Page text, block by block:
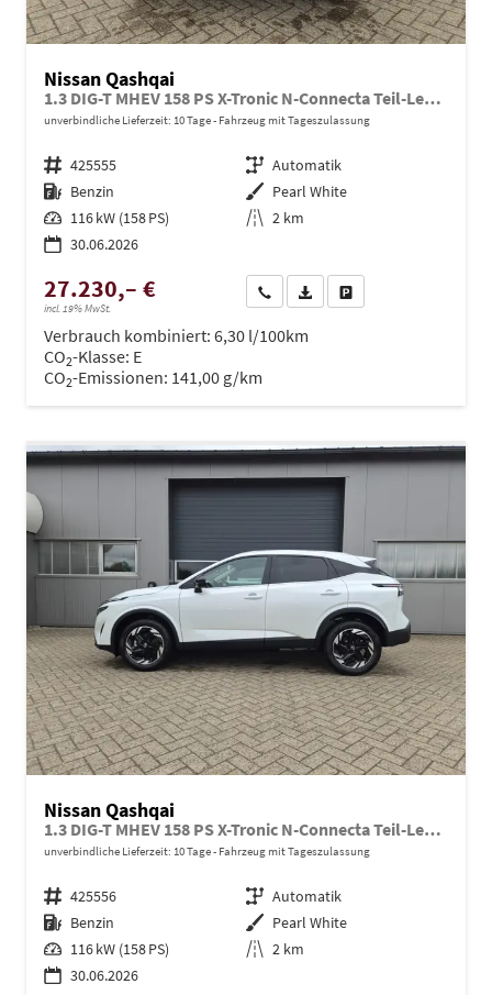
Nissan Qashqai
1.3 DIG-T MHEV 158 PS X-Tronic N-Connecta Teil-Leder PanoGlasdach Klimaautomatik Sitzheizung Lenkradheizung Navi ACC PDC v+h 360°Kamera DAB Bluetooth Touchscreen Apple CarPlay Android Auto 18"LM
unverbindliche Lieferzeit: 10 Tage Fahrzeug mit Tageszulassung
Fahrzeugnr. 425555 Getriebe Automatik
Kraftstoff Benzin Außenfarbe Pearl White
Leistung 116 kW (158 PS) Kilometerstand 2 km
30.06.2026
27.230,– €
incl. 19% MwSt.
Wir rufen Sie anPDF-Datei, Fahrzeugexposé
Verbrauch kombiniert: 6,30 l/100km
CO2-Klasse: E
CO2-Emissionen: 141,00 g/km
Nissan Qashqai
1.3 DIG-T MHEV 158 PS X-Tronic N-Connecta Teil-Leder PanoGlasdach Klimaautomatik Sitzheizung Lenkradheizung Navi ACC PDC v+h 360°Kamera DAB Bluetooth Touchscreen Apple CarPlay Android Auto 18"LM
unverbindliche Lieferzeit: 10 Tage Fahrzeug mit Tageszulassung
Fahrzeugnr. 425556 Getriebe Automatik
Kraftstoff Benzin Außenfarbe Pearl White
Leistung 116 kW (158 PS) Kilometerstand 2 km
30.06.2026